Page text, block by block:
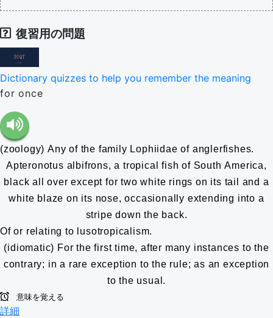
復習用の問題
Dictionary quizzes to help you remember the meaning
for once
(zoology) Any of the family Lophiidae of anglerfishes.
Apteronotus albifrons, a tropical fish of South America,
black all over except for two white rings on its tail and a
white blaze on its nose, occasionally extending into a
stripe down the back.
Of or relating to lusotropicalism.
(idiomatic) For the first time, after many instances to the
contrary; in a rare exception to the rule; as an exception
to the usual.
意味を覚える
詳細